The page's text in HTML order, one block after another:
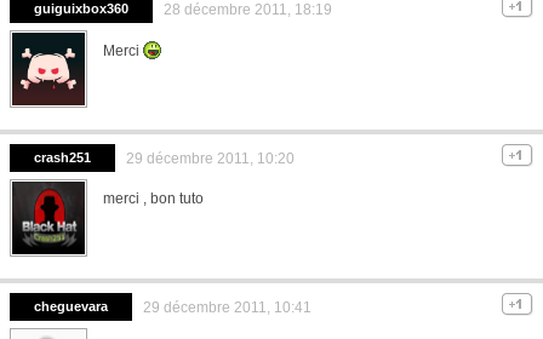
guiguixbox360 28 décembre 2011, 18:19
Merci
crash251 29 décembre 2011, 10:20
merci , bon tuto
cheguevara 29 décembre 2011, 10:41